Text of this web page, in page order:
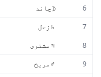
6
☽چاند
7
♄ زحل
8
♃ مشتری
9
♂ مریخ